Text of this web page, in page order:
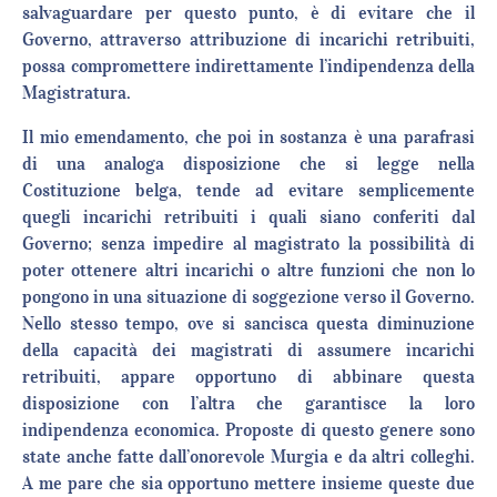
salvaguardare per questo punto, è di evitare che il
Governo, attraverso attribuzione di incarichi retribuiti,
possa compromettere indirettamente l’indipendenza della
Magistratura.
Il mio emendamento, che poi in sostanza è una parafrasi
di una analoga disposizione che si legge nella
Costituzione belga, tende ad evitare semplicemente
quegli incarichi retribuiti i quali siano conferiti dal
Governo; senza impedire al magistrato la possibilità di
poter ottenere altri incarichi o altre funzioni che non lo
pongono in una situazione di soggezione verso il Governo.
Nello stesso tempo, ove si sancisca questa diminuzione
della capacità dei magistrati di assumere incarichi
retribuiti, appare opportuno di abbinare questa
disposizione con l’altra che garantisce la loro
indipendenza economica. Proposte di questo genere sono
state anche fatte dall’onorevole Murgia e da altri colleghi.
A me pare che sia opportuno mettere insieme queste due